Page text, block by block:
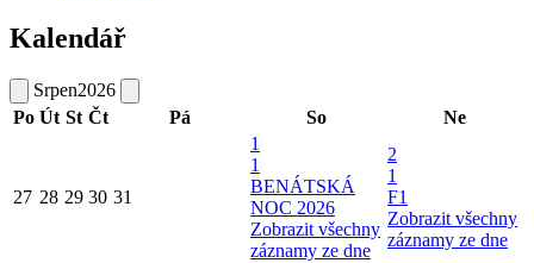
Kalendář
Srpen2026
Po Út St Čt Pá So Ne
27 28 29 30 31
1
1
BENÁTSKÁ
NOC 2026
Zobrazit všechny
záznamy ze dne
2
1
F1
Zobrazit všechny
záznamy ze dne